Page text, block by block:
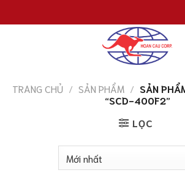
đến
TRANG CHỦ / SẢN PHẨM / SẢN
“SCD-400F2”
LỌC